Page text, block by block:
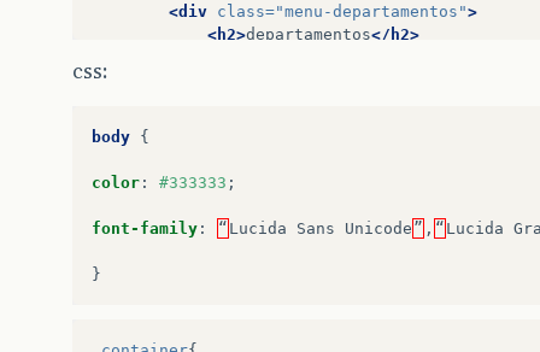
<div class="menu-departamentos">
<h2>departamentos</h2>
<li><a
"#" >acessórios
</ul>
css:
body {
color : #333333 ;
font-family : “ Lucida Sans Unicode ” , “ Lucida
}